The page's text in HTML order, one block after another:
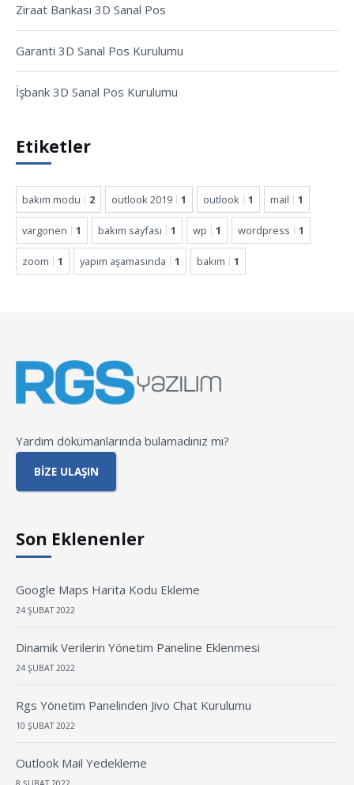
Ziraat Bankası 3D Sanal Pos
Garanti 3D Sanal Pos Kurulumu
İşbank 3D Sanal Pos Kurulumu
Etiketler
bakım modu 2 outlook 2019 1 outlook 1 mail 1
vargonen 1 bakım sayfası 1 wp 1 wordpress 1
zoom 1 yapım aşamasında 1 bakım 1
Yardım dökümanlarında bulamadınız mı?
BIZE ULAŞIN
Son Eklenenler
Google Maps Harita Kodu Ekleme
24 ŞUBAT 2022
Dinamik Verilerin Yönetim Paneline Eklenmesi
24 ŞUBAT 2022
Rgs Yönetim Panelinden Jivo Chat Kurulumu
10 ŞUBAT 2022
Outlook Mail Yedekleme